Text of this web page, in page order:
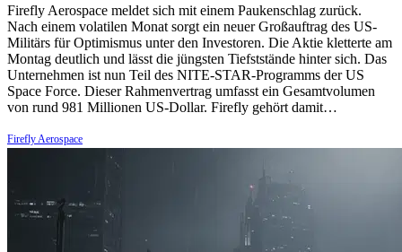
Firefly Aerospace meldet sich mit einem Paukenschlag zurück.
Nach einem volatilen Monat sorgt ein neuer Großauftrag des US-
Militärs für Optimismus unter den Investoren. Die Aktie kletterte am
Montag deutlich und lässt die jüngsten Tiefststände hinter sich. Das
Unternehmen ist nun Teil des NITE-STAR-Programms der US
Space Force. Dieser Rahmenvertrag umfasst ein Gesamtvolumen
von rund 981 Millionen US-Dollar. Firefly gehört damit…
Firefly Aerospace